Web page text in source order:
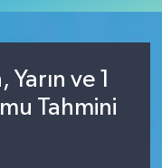
ve 1
Tahmini